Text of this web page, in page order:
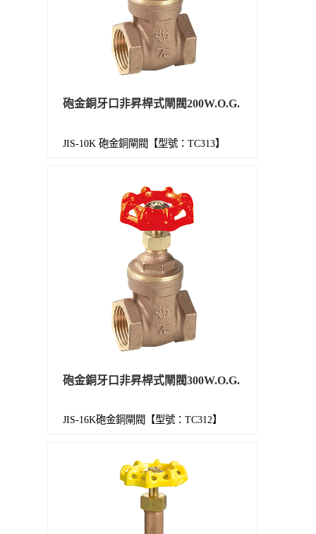
砲金銅牙口非昇桿式閘閥200W.O.G.
JIS-10K 砲金銅閘閥【型號：TC313】
砲金銅牙口非昇桿式閘閥300W.O.G.
JIS-16K砲金銅閘閥【型號：TC312】